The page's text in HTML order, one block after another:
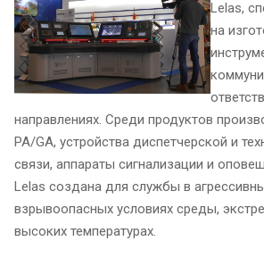
Lelas,
на
направлениях. Среди продуктов
PA/GA, устройства диспетчерской и
связи, аппараты сигнализации и
Lelas создана для службы в
взрывоопасных условиях среды,
высоких температурах.